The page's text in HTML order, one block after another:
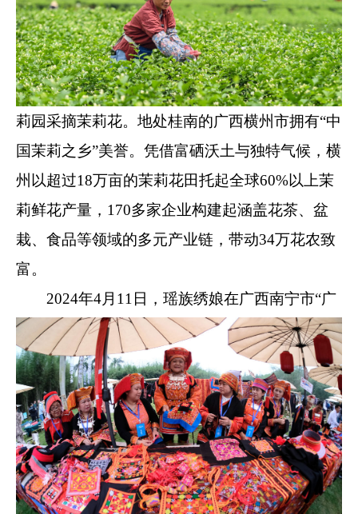
莉园采摘茉莉花。地处桂南的广西横州市拥有“中
国茉莉之乡”美誉。凭借富硒沃土与独特气候，横
州以超过18万亩的茉莉花田托起全球60%以上茉
莉鲜花产量，170多家企业构建起涵盖花茶、盆
栽、食品等领域的多元产业链，带动34万花农致
富。
2024年4月11日，瑶族绣娘在广西南宁市“广